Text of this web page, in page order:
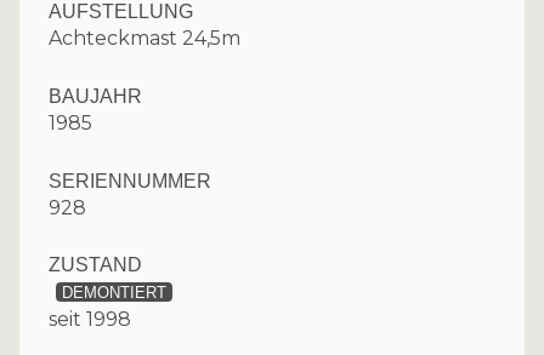
AUFSTELLUNG
Achteckmast 24,5m
BAUJAHR
1985
SERIENNUMMER
928
ZUSTAND
DEMONTIERT
seit 1998